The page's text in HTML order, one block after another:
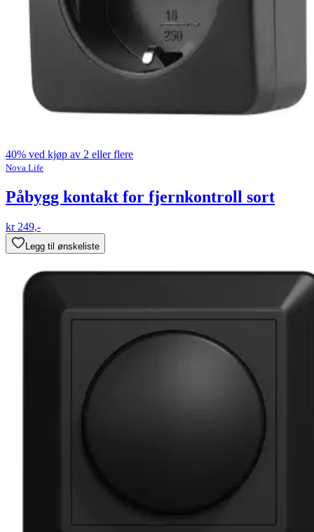
40% ved kjøp av 2 eller flere
Nova Life
Påbygg kontakt for fjernkontroll sort
kr 249,-
Legg til ønskeliste